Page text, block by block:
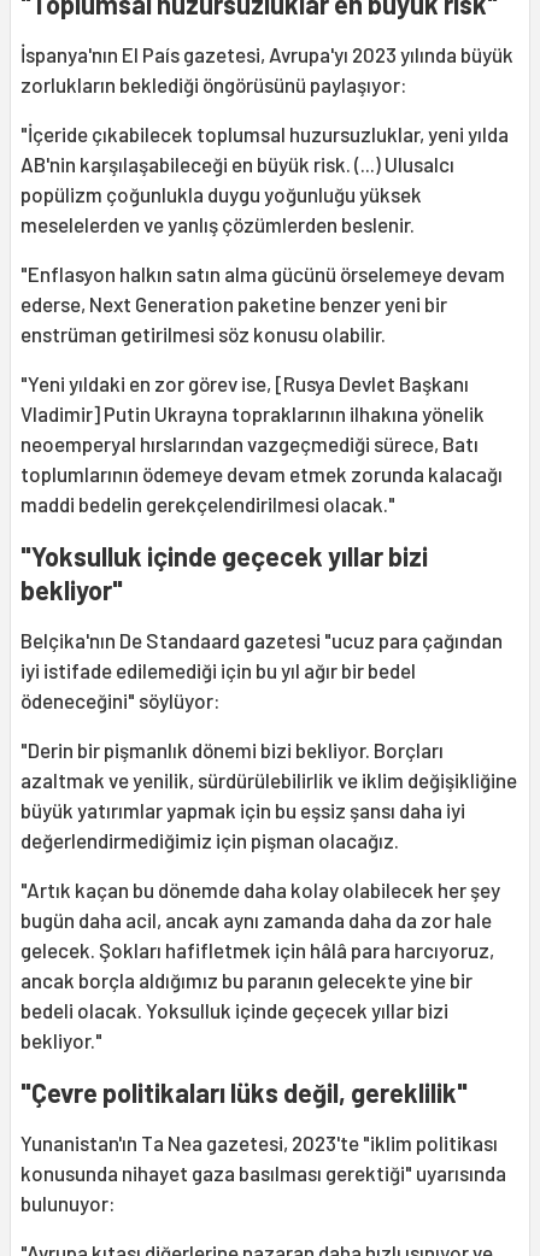
İspanya'nın El País gazetesi, Avrupa'yı 2023 yılında büyük
zorlukların beklediği öngörüsünü paylaşıyor:
"İçeride çıkabilecek toplumsal huzursuzluklar, yeni yılda
AB'nin karşılaşabileceği en büyük risk. (...) Ulusalcı
popülizm çoğunlukla duygu yoğunluğu yüksek
meselelerden ve yanlış çözümlerden beslenir.
"Enflasyon halkın satın alma gücünü örselemeye devam
ederse, Next Generation paketine benzer yeni bir
enstrüman getirilmesi söz konusu olabilir.
"Yeni yıldaki en zor görev ise, [Rusya Devlet Başkanı
Vladimir] Putin Ukrayna topraklarının ilhakına yönelik
neoemperyal hırslarından vazgeçmediği sürece, Batı
toplumlarının ödemeye devam etmek zorunda kalacağı
maddi bedelin gerekçelendirilmesi olacak."
"Yoksulluk içinde geçecek yıllar bizi
bekliyor"
Belçika'nın De Standaard gazetesi "ucuz para çağından
iyi istifade edilemediği için bu yıl ağır bir bedel
ödeneceğini" söylüyor:
"Derin bir pişmanlık dönemi bizi bekliyor. Borçları
azaltmak ve yenilik, sürdürülebilirlik ve iklim değişikliğine
büyük yatırımlar yapmak için bu eşsiz şansı daha iyi
değerlendirmediğimiz için pişman olacağız.
"Artık kaçan bu dönemde daha kolay olabilecek her şey
bugün daha acil, ancak aynı zamanda daha da zor hale
gelecek. Şokları hafifletmek için hâlâ para harcıyoruz,
ancak borçla aldığımız bu paranın gelecekte yine bir
bedeli olacak. Yoksulluk içinde geçecek yıllar bizi
bekliyor."
"Çevre politikaları lüks değil, gereklilik"
Yunanistan'ın Ta Nea gazetesi, 2023'te "iklim politikası
konusunda nihayet gaza basılması gerektiği" uyarısında
bulunuyor: